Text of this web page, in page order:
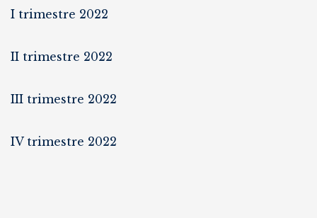
I trimestre 2022
II trimestre 2022
III trimestre 2022
IV trimestre 2022